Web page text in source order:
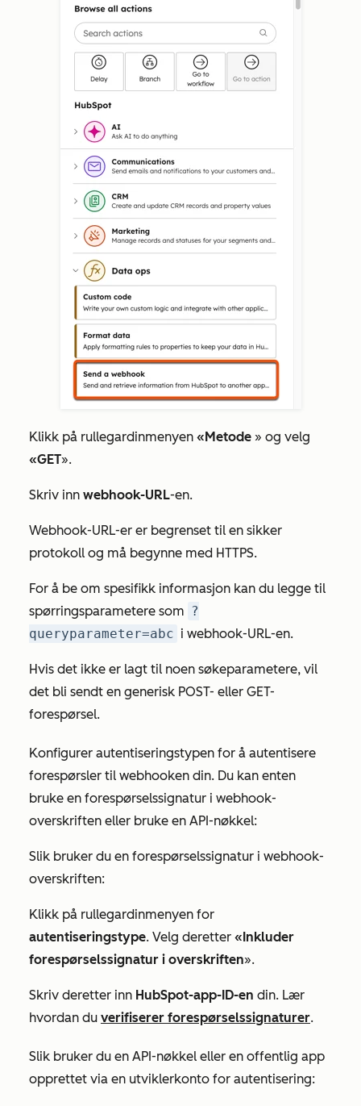
Klikk på rullegardinmenyen «Metode » og velg
«GET».
Skriv inn webhook-URL-en.
Webhook-URL-er er begrenset til en sikker
protokoll og må begynne med HTTPS.
For å be om spesifikk informasjon kan du legge til
spørringsparametere som ?
queryparameter=abc i webhook-URL-en.
Hvis det ikke er lagt til noen søkeparametere, vil
det bli sendt en generisk POST- eller GET-
forespørsel.
Konfigurer autentiseringstypen for å autentisere
forespørsler til webhooken din. Du kan enten
bruke en forespørselssignatur i webhook-
overskriften eller bruke en API-nøkkel:
Slik bruker du en forespørselssignatur i webhook-
overskriften:
Klikk på rullegardinmenyen for
autentiseringstype. Velg deretter «Inkluder
forespørselssignatur i overskriften».
Skriv deretter inn HubSpot-app-ID-en din. Lær
hvordan du verifiserer forespørselssignaturer.
Slik bruker du en API-nøkkel eller en offentlig app
opprettet via en utviklerkonto for autentisering: